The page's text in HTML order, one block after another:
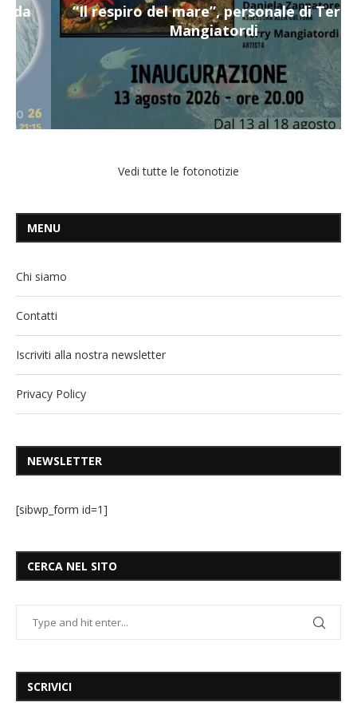
“Il respiro del mare”, personale di Terry
Mangiatordi
Vedi tutte le fotonotizie
MENU
Chi siamo
Contatti
Iscriviti alla nostra newsletter
Privacy Policy
NEWSLETTER
[sibwp_form id=1]
CERCA NEL SITO
SCRIVICI